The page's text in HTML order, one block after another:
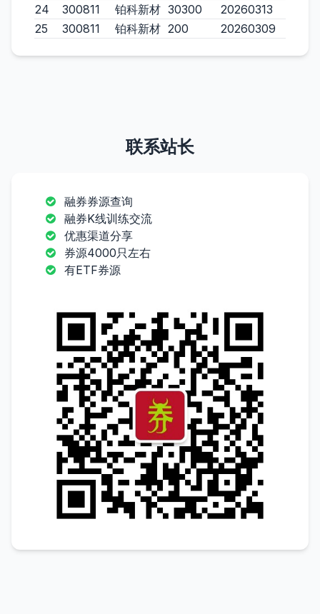
24
300811 铂科新材 30300
20260313
25
300811 铂科新材 200 20260309
联系站长
融券券源查询
融券K线训练交流
优惠渠道分享
券源4000只左右
有ETF券源